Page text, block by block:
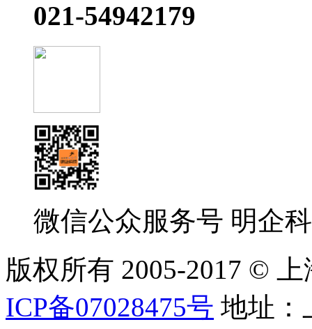
021-54942179
微信公众服务号 明企
版权所有 2005-2017 ©
ICP备07028475号 地址：